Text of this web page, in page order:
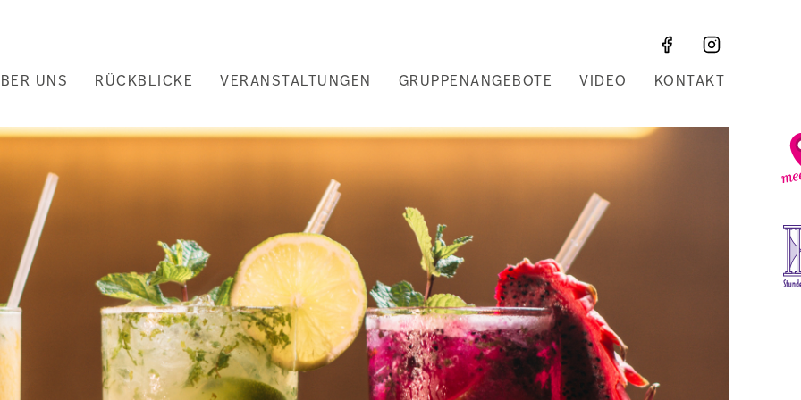
UNS RÜCKBLICKE VERANSTALTUNGEN GRUPPENANGEBOTE VIDEO KONTAKT